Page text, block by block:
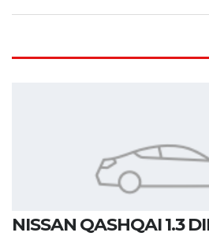
NISSAN QASHQAI 1.3